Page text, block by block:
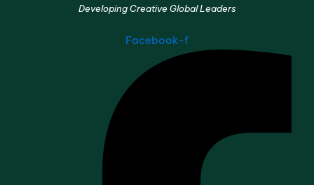
Developing Creative Global Leaders
Facebook-f